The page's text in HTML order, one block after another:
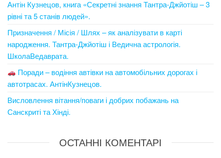
Антін Кузнецов, книга «Секретні знання Тантра-Джйотіш – 3
рівні та 5 станів людей».
Призначення / Місія / Шлях – як аналізувати в карті
народження. Тантра-Джйотіш і Ведична астрологія.
ШколаВедаврата.
Поради – водіння автівки на автомобільних дорогах і
автотрасах. АнтінКузнецов.
Висловлення вітання/поваги і добрих побажань на
Санскриті та Хінді.
ОСТАННІ КОМЕНТАРІ